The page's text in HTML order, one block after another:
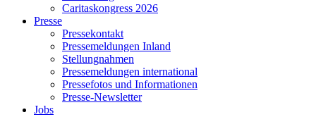
Caritaskongress 2026
Presse
Pressekontakt
Pressemeldungen Inland
Stellungnahmen
Pressemeldungen international
Pressefotos und Informationen
Presse-Newsletter
Jobs